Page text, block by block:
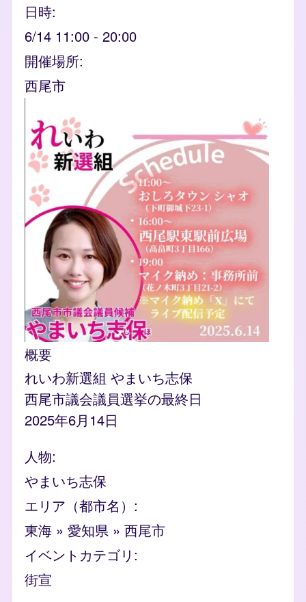
日時
6/14 11:00 - 20:00
開催場所
西尾市
概要
れいわ新選組 やまいち志保
西尾市議会議員選挙の最終日
2025年6月14日
人物
やまいち志保
エリア（都市名）
東海 » 愛知県 » 西尾市
イベントカテゴリ
街宣